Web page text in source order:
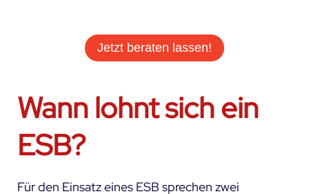
Jetzt beraten lassen!
Wann lohnt sich ein
ESB?
Für den Einsatz eines ESB sprechen zwei